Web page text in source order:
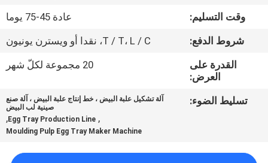
جولة
المعمل
وقت التسليم:
عادة 45-75 يوما
شروط الدفع:
T / T، L / C، نقدا أو ويسترن يونيون
القدرة على
العرض:
20 مجموعة لكلّ شهر
تسليط الضوء:
آلة تشكيل علبة البيض ، خط إنتاج علبة البيض ، آلة صنع
صينية لب البيض
,
Egg Tray Production Line
,
Moulding Pulp Egg Tray Maker Machine